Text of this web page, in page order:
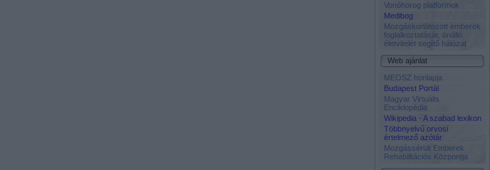
Vonóhorog platformok
Medibog
Mozgáskorlátozott emberek
foglalkoztatását, önálló
életvitelét segítő hálózat
Web ajánlat
MEOSZ honlapja
Budapest Portál
Magyar Virtuális
Enciklopédia
Wikipedia - A szabad lexikon
Többnyelvű orvosi
értelmező azótár
Mozgássérült Emberek
Rehabilitációs Központja